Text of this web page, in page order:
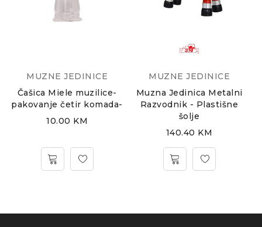
MUZNE JEDINICE
Čašica Miele muzilice-
pakovanje četir komada-
10.00 KM
MUZNE JEDINICE
Muzna Jedinica Metalni
Razvodnik - Plastišne
šolje
140.40 KM